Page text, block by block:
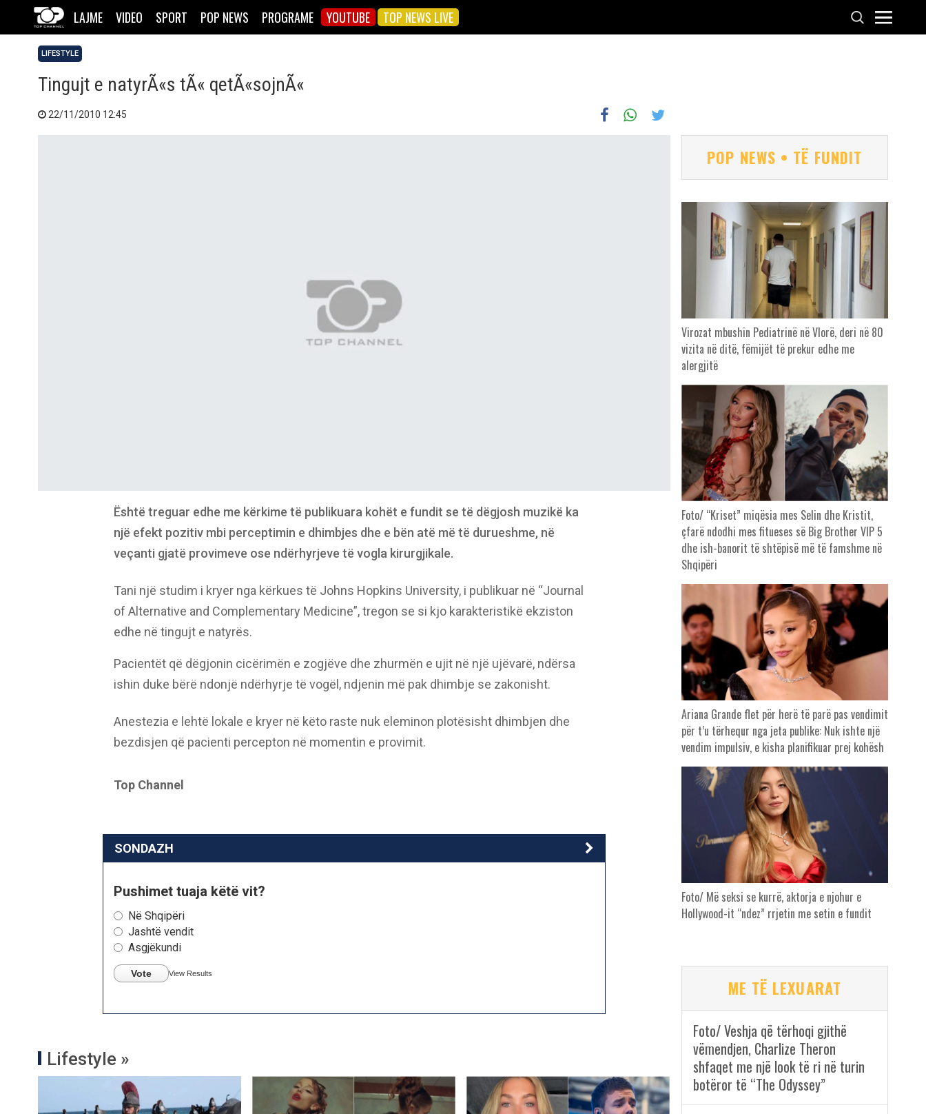
LAJME VIDEO SPORT POP NEWS PROGRAME YOUTUBE TOP NEWS LIVE
LIFESTYLE
Tingujt e natyrÃ«s tÃ« qetÃ«sojnÃ«
22/11/2010 12:45
Është treguar edhe me kërkime të publikuara kohët e fundit se të dëgjosh muzikë ka
një efekt pozitiv mbi perceptimin e dhimbjes dhe e bën atë më të durueshme, në
veçanti gjatë provimeve ose ndërhyrjeve të vogla kirurgjikale.
Tani një studim i kryer nga kërkues të Johns Hopkins University, i publikuar në “Journal
of Alternative and Complementary Medicine”, tregon se si kjo karakteristikë ekziston
edhe në tingujt e natyrës.
Pacientët që dëgjonin cicërimën e zogjëve dhe zhurmën e ujit në një ujëvarë, ndërsa
ishin duke bërë ndonjë ndërhyrje të vogël, ndjenin më pak dhimbje se zakonisht.
Anestezia e lehtë lokale e kryer në këto raste nuk eleminon plotësisht dhimbjen dhe
bezdisjen që pacienti percepton në momentin e provimit.
Top Channel
SONDAZH
Pushimet tuaja këtë vit?
Në Shqipëri
Jashtë vendit
Asgjëkundi
Vote View Results
Lifestyle »
POP NEWS • TË FUNDIT
Virozat mbushin Pediatrinë në Vlorë, deri në 80
vizita në ditë, fëmijët të prekur edhe me
alergjitë
Foto/ “Kriset” miqësia mes Selin dhe Kristit,
çfarë ndodhi mes fitueses së Big Brother VIP 5
dhe ish-banorit të shtëpisë më të famshme në
Shqipëri
Ariana Grande flet për herë të parë pas vendimit
për t’u tërhequr nga jeta publike: Nuk ishte një
vendim impulsiv, e kisha planifikuar prej kohësh
Foto/ Më seksi se kurrë, aktorja e njohur e
Hollywood-it “ndez” rrjetin me setin e fundit
ME TË LEXUARAT
Foto/ Veshja që tërhoqi gjithë
vëmendjen, Charlize Theron
shfaqet me një look të ri në turin
botëror të “The Odyssey”